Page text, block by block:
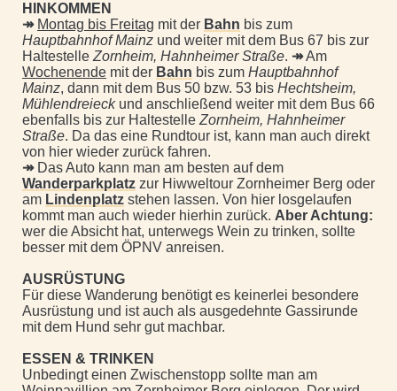
HINKOMMEN
↠ Montag bis Freitag mit der Bahn bis zum
Hauptbahnhof Mainz und weiter mit dem Bus 67 bis zur
Haltestelle Zornheim, Hahnheimer Straße. ↠Am
Wochenende mit der Bahn bis zum Hauptbahnhof
Mainz, dann mit dem Bus 50 bzw. 53 bis Hechtsheim,
Mühlendreieckund anschließend weiter mit dem Bus 66
ebenfalls bis zur Haltestelle Zornheim, Hahnheimer
Straße. Da das eine Rundtour ist, kann man auch direkt
von hier wieder zurück fahren.
↠Das Auto kann man am besten auf dem
Wanderparkplatz zur Hiwweltour Zornheimer Berg oder
am Lindenplatz stehen lassen. Von hier losgelaufen
kommt man auch wieder hierhin zurück. Aber Achtung:
wer die Absicht hat, unterwegs Wein zu trinken, sollte
besser mit dem ÖPNV anreisen.
AUSRÜSTUNG
Für diese Wanderung benötigt es keinerlei besondere
Ausrüstung und ist auch als ausgedehnte Gassirunde
mit dem Hund sehr gut machbar.
ESSEN & TRINKEN
Unbedingt einen Zwischenstopp sollte man am